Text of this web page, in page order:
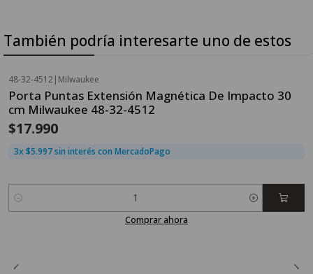
También podría interesarte uno de estos
48-32-4512 | Milwaukee
Porta Puntas Extensión Magnética De Impacto 30
cm Milwaukee 48-32-4512
$17.990
3x $5.997 sin interés con MercadoPago
Cantidad
Comprar ahora